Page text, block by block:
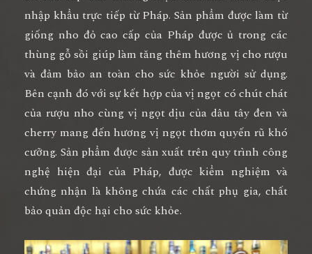
nhập khẩu trực tiếp từ Pháp. Sản phẩm được làm từ
giống nho đỏ cao cấp của Pháp được ủ trong các
thùng gỗ sồi giúp làm tăng thêm hương vị cho rượu
và đảm bảo an toàn cho sức khỏe người sử dụng.
Bên cạnh đó với sự kết hợp của vị ngọt có chút chát
của rượu nho cùng vị ngọt dịu của dâu tây đen và
cherry mang đến hương vị ngọt thơm quyến rũ khó
cưỡng. Sản phẩm được sản xuất trên quy trình công
nghệ hiện đại của Pháp, được kiểm nghiệm và
chứng nhận là không chứa các chất phụ gia, chất
bảo quản độc hại cho sức khỏe.